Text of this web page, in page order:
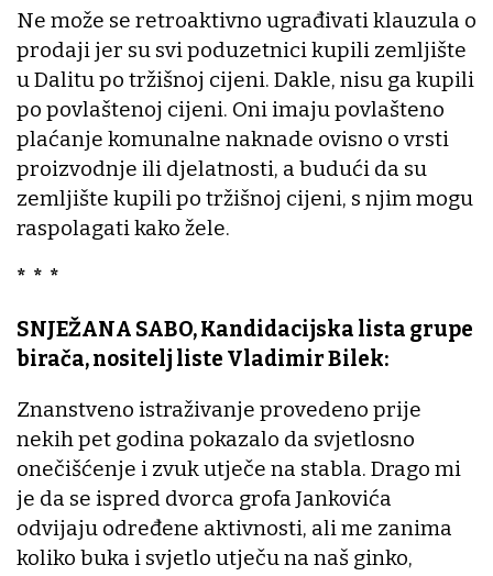
Ne može se retroaktivno ugrađivati klauzula o
prodaji jer su svi poduzetnici kupili zemljište
u Dalitu po tržišnoj cijeni. Dakle, nisu ga kupili
po povlaštenoj cijeni. Oni imaju povlašteno
plaćanje komunalne naknade ovisno o vrsti
proizvodnje ili djelatnosti, a budući da su
zemljište kupili po tržišnoj cijeni, s njim mogu
raspolagati kako žele.
* * *
SNJEŽANA SABO, Kandidacijska lista grupe
birača, nositelj liste Vladimir Bilek:
Znanstveno istraživanje provedeno prije
nekih pet godina pokazalo da svjetlosno
onečišćenje i zvuk utječe na stabla. Drago mi
je da se ispred dvorca grofa Jankovića
odvijaju određene aktivnosti, ali me zanima
koliko buka i svjetlo utječu na naš ginko,